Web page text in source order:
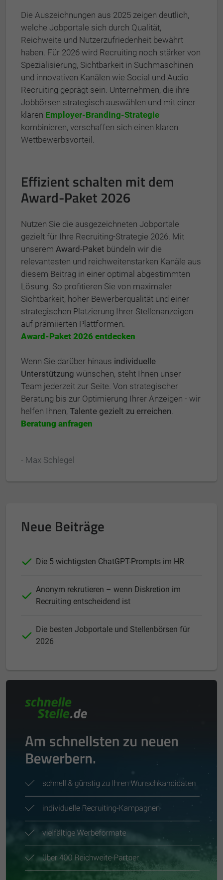
Neue Beiträge
Die 5 wichtigsten ChatGPT-Prompts im HR
Anonym rekrutieren – wenn Diskretion im
Recruiting entscheidend ist
Die besten Jobportale und Stellenbörsen für
2026
Die Auszeichnungen aus 2025 zeigen deutlich,
welche Jobportale sich durch Qualität,
Reichweite und Nutzerzufriedenheit bewährt
haben. Für 2026 wird Recruiting noch stärker von
Spezialisierung, Sichtbarkeit in Suchmaschinen
und innovativen Kanälen wie Social und Audio
Recruiting geprägt sein. Unternehmen, die ihre
Jobbörsen strategisch auswählen und mit einer
klaren Employer-Branding-Strategie
kombinieren, verschaffen sich einen klaren
Wettbewerbsvorteil.
Effizient schalten mit dem
Award-Paket 2026
Nutzen Sie die ausgezeichneten Jobportale
gezielt für Ihre Recruiting-Strategie 2026. Mit
unserem Award-Paket bündeln wir die
relevantesten und reichweitenstarken Kanäle aus
diesem Beitrag in einer optimal abgestimmten
Lösung. So profitieren Sie von maximaler
Sichtbarkeit, hoher Bewerberqualität und einer
strategischen Platzierung Ihrer Stellenanzeigen
auf prämiierten Plattformen.
Award-Paket 2026 entdecken
Wenn Sie darüber hinaus individuelle
Unterstützung wünschen, steht Ihnen unser
Team jederzeit zur Seite. Von strategischer
Beratung bis zur Optimierung Ihrer Anzeigen - wir
helfen Ihnen, Talente gezielt zu erreichen.
Beratung anfragen
- Max Schlegel